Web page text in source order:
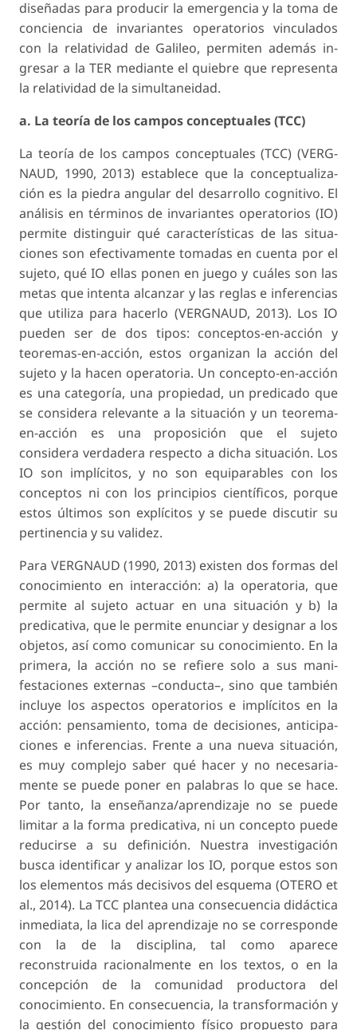
diseñadas para producir la emergencia y la toma de
conciencia de invariantes operatorios vinculados
con la relatividad de Galileo, permiten además in­
gresar a la TER mediante el quiebre que representa
la relatividad de la simultaneidad.
a. La teoría de los campos conceptuales (TCC)
La teoría de los campos conceptuales (TCC) (VERG­
NAUD, 1990, 2013) establece que la conceptualiza­
ción es la piedra angular del desarrollo cognitivo. El
análisis en términos de invariantes operatorios (IO)
permite distinguir qué características de las situa­
ciones son efectivamente tomadas en cuenta por el
sujeto, qué IO ellas ponen en juego y cuáles son las
metas que intenta alcanzar y las reglas e inferencias
que utiliza para hacerlo (VERGNAUD, 2013). Los IO
pueden ser de dos tipos: conceptos-en-acción y
teoremas-en-acción, estos organizan la acción del
sujeto y la hacen operatoria. Un concepto-en-ac­ción
es una categoría, una propiedad, un predicado que
se considera relevante a la situación y un teo­rema-
en-acción es una proposición que el sujeto
considera verdadera respecto a dicha situación. Los
IO son implícitos, y no son equiparables con los
conceptos ni con los principios científicos, porque
estos últimos son explícitos y se puede discutir su
pertinencia y su validez.
Para VERGNAUD (1990, 2013) existen dos formas del
conocimiento en interacción: a) la operatoria, que
permite al sujeto actuar en una situación y b) la
predicativa, que le permite enunciar y designar a los
objetos, así como comunicar su conocimiento. En la
primera, la acción no se refiere solo a sus mani­
festaciones externas –conducta–, sino que también
incluye los aspectos operatorios e implícitos en la
acción: pensamiento, toma de decisiones, anticipa­
ciones e inferencias. Frente a una nueva situación,
es muy complejo saber qué hacer y no necesaria­
mente se puede poner en palabras lo que se hace.
Por tanto, la enseñanza/aprendizaje no se puede
limitar a la forma predicativa, ni un concepto pue­de
reducirse a su definición. Nuestra investigación
busca identificar y analizar los IO, porque estos son
los elementos más decisivos del esquema (OTERO et
al., 2014). La TCC plantea una consecuencia didáctica
inmediata, la lica del aprendizaje no se corresponde
con la de la disciplina, tal como aparece
reconstruida racionalmente en los textos, o en la
concepción de la comunidad productora del
conocimiento. En consecuencia, la transformación y
la gestión del conocimiento físico propuesto para